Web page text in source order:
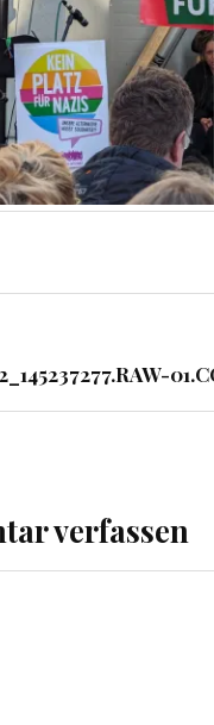
verfassen